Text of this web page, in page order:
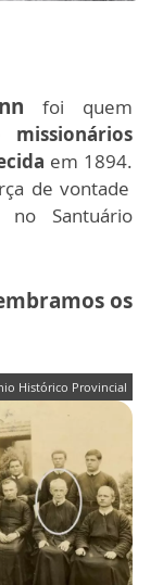
foi quem
em 1894.
de vontade
no Santuário
os
Histórico Provincial